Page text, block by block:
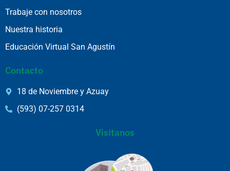
Trabaje con nosotros
Nuestra historia
Educación Virtual San Agustín
Contacto
18 de Noviembre y Azuay
(593) 07-257 0314
Visítanos